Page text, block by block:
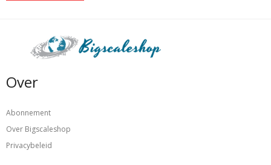
Over
Abonnement
Over Bigscaleshop
Privacybeleid